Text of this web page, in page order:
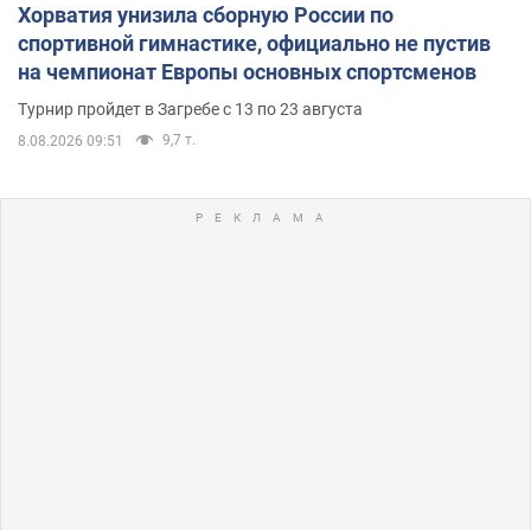
Хорватия унизила сборную России по
спортивной гимнастике, официально не пустив
на чемпионат Европы основных спортсменов
Турнир пройдет в Загребе с 13 по 23 августа
8.08.2026 09:51 9,7 т.